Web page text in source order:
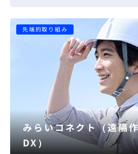
先端的取り組み
みらいコネクト（遠隔
DX）